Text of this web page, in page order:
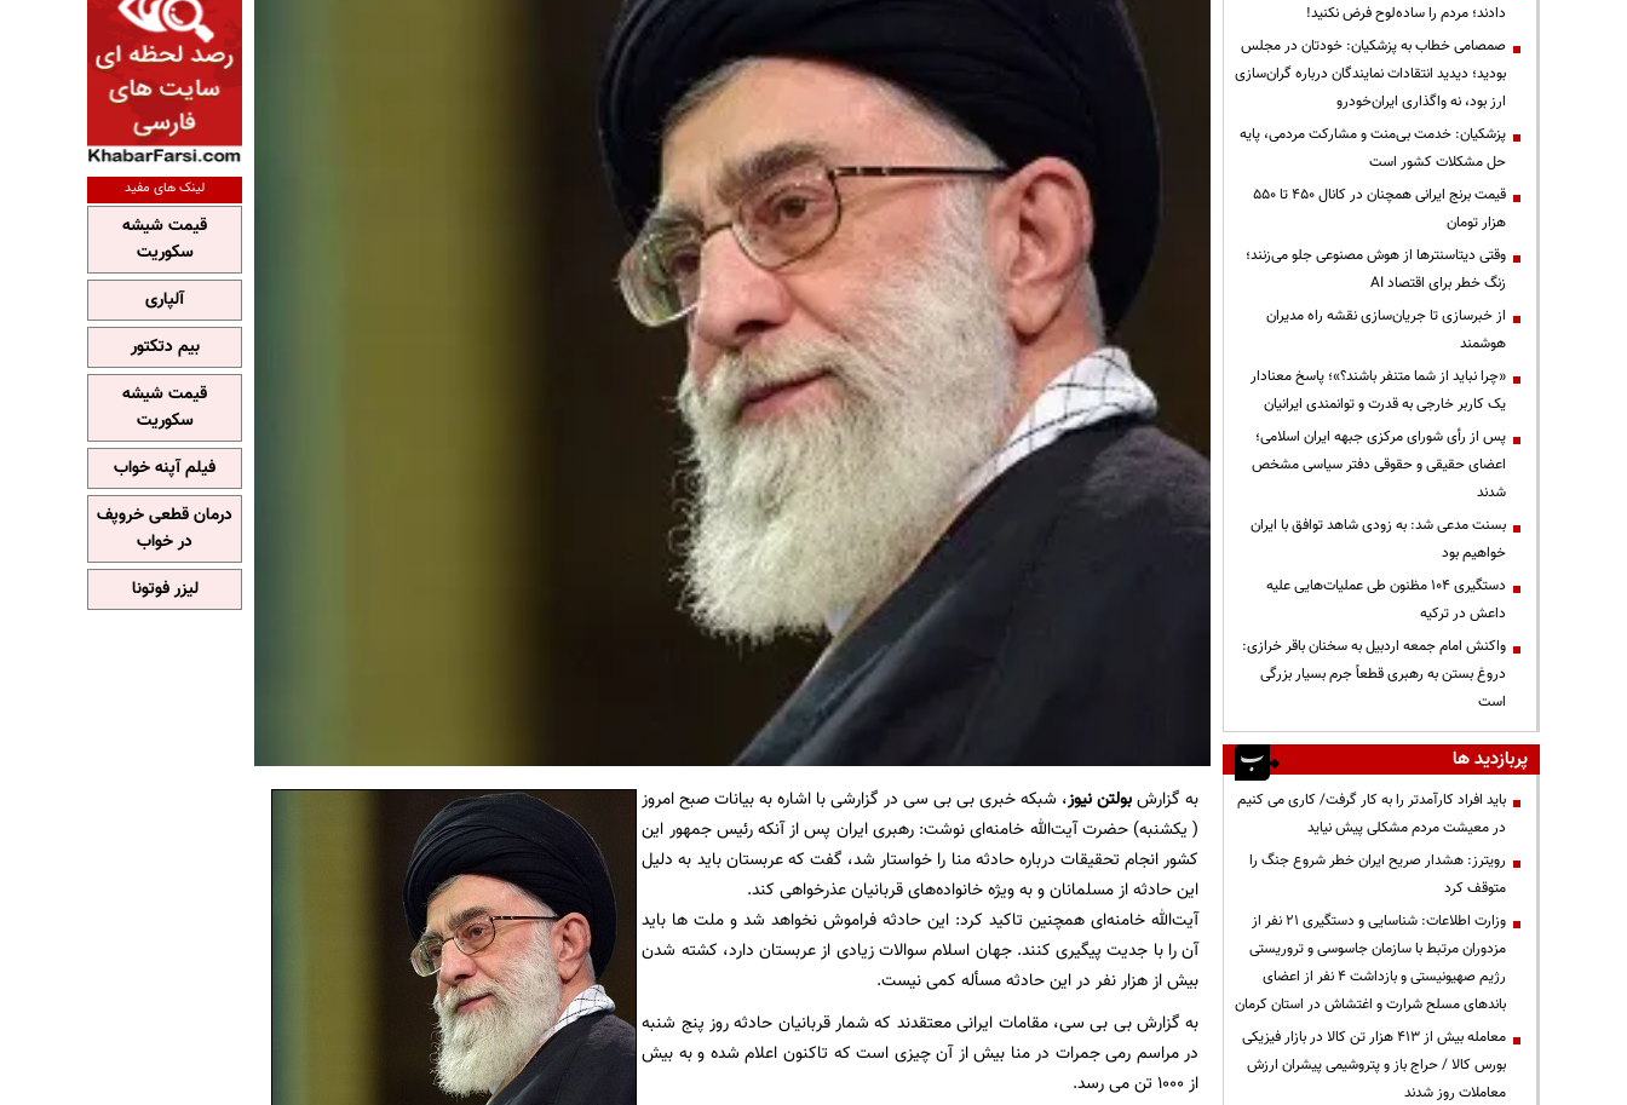
به گزارشبولتن نیوز، شبکه خبری بی بی سی در گزارشی با اشاره به بیانات صبح امروز
( یکشنبه) حضرت آیت‌الله خامنه‌ای نوشت:‌ رهبری ایران پس از آنکه رئیس جمهور این
کشور انجام تحقیقات درباره حادثه منا را خواستار شد، گفت که عربستان باید به دلیل
این حادثه از مسلمانان و به ویژه خانواده‌های قربانیان عذرخواهی کند.
آیت‌الله خامنه‌ای همچنین تاکید کرد: این حادثه فراموش نخواهد شد و ملت ها باید
آن را با جدیت پیگیری کنند. جهان اسلام سوالات زیادی از عربستان دارد، کشته شدن
بیش از هزار نفر در این حادثه مسأله کمی نیست.
به گزارش بی بی سی، مقامات ایرانی معتقدند که شمار قربانیان حادثه روز پنج شنبه
در مراسم رمی جمرات در منا بیش از آن چیزی است که تاکنون اعلام شده و به بیش
از 1000 تن می رسد.
دادند؛ مردم را ساده‌لوح فرض نکنید!
صمصامی خطاب به پزشکیان: خودتان در مجلس
بودید؛ دیدید انتقادات نمایندگان درباره گران‌سازی
ارز بود، نه واگذاری ایران‌خودرو
پزشکیان: خدمت بی‌منت و مشارکت مردمی، پایه
حل مشکلات کشور است
قیمت‌ برنج ایرانی همچنان در کانال ۴۵۰ تا ۵۵۰
هزار تومان
وقتی دیتاسنترها از هوش مصنوعی جلو می‌زنند؛
زنگ خطر برای اقتصاد AI
از خبرسازی تا جریان‌سازی نقشه راه مدیران
هوشمند
«چرا نباید از شما متنفر باشند؟»؛ پاسخ معنادار
یک کاربر خارجی به قدرت و توانمندی ایرانیان
پس از رأی شورای مرکزی جبهه ایران اسلامی؛
اعضای حقیقی و حقوقی دفتر سیاسی مشخص
شدند
بسنت مدعی شد: به زودی شاهد توافق با ایران
خواهیم بود
دستگیری ۱۰۴ مظنون طی عملیات‌هایی علیه
داعش در ترکیه
واکنش امام جمعه اردبیل به سخنان باقر خرازی:
دروغ بستن به رهبری قطعاً جرم بسیار بزرگی
است
پربازدید ها
باید افراد کارآمدتر را به کار گرفت/ کاری می کنیم
در معیشت مردم مشکلی پیش نیاید
رویترز: هشدار صریح ایران خطر شروع جنگ را
متوقف کرد
وزارت اطلاعات: شناسایی و دستگیری ۲۱ نفر از
مزدوران مرتبط با سازمان جاسوسی و تروریستی
رژیم صهیونیستی و بازداشت ۴ نفر از اعضای
باندهای مسلح شرارت و اغتشاش در استان کرمان
معامله بیش از ۴۱۳ هزار تن کالا در بازار فیزیکی
بورس کالا / حراج باز و پتروشیمی پیشران ارزش
معاملات روز شدند
لینک های مفید
قیمت شیشه
سکوریت
آلپاری
بیم دتکتور
قیمت شیشه
سکوریت
فیلم آپنه خواب
درمان قطعی خروپف
در خواب
لیزر فوتونا